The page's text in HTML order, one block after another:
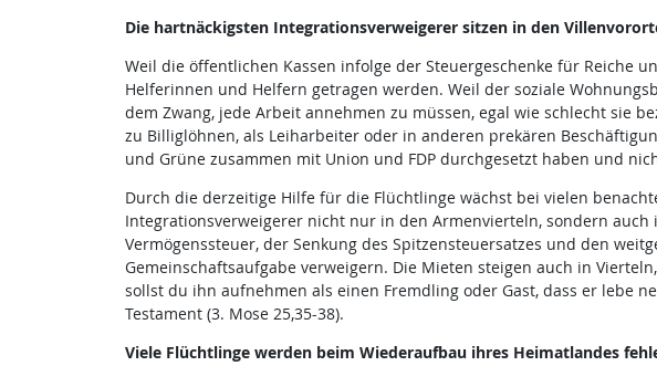
Die hartnäckigsten Integrationsverweigerer sitzen in den
Weil die öffentlichen Kassen infolge der Steuergeschenke für Reiche
Helferinnen und Helfern getragen werden. Weil der soziale
dem Zwang, jede Arbeit annehmen zu müssen, egal wie schlecht sie
zu Billiglöhnen, als Leiharbeiter oder in anderen prekären
und Grüne zusammen mit Union und FDP durchgesetzt haben und
Durch die derzeitige Hilfe für die Flüchtlinge wächst bei vielen
Integrationsverweigerer nicht nur in den Armenvierteln, sondern
Vermögenssteuer, der Senkung des Spitzensteuersatzes und den
Gemeinschaftsaufgabe verweigern. Die Mieten steigen auch in
sollst du ihn aufnehmen als einen Fremdling oder Gast, dass er lebe
Testament (3. Mose 25,35-38).
Viele Flüchtlinge werden beim Wiederaufbau ihres Heimatlandes